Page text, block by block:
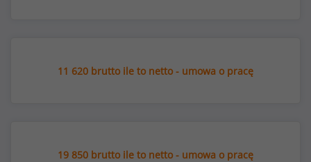
11 620 brutto ile to netto - umowa o pracę
19 850 brutto ile to netto - umowa o pracę